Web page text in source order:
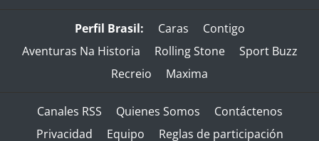
Perfil Brasil: Caras
Contigo
Aventuras Na Historia
Rolling Stone
Sport Buzz
Recreio
Maxima
Canales RSS Quienes Somos
Contáctenos
Privacidad
Equipo Reglas de participación